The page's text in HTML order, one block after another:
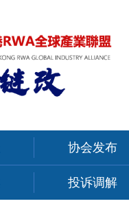
协会发布
投诉调解